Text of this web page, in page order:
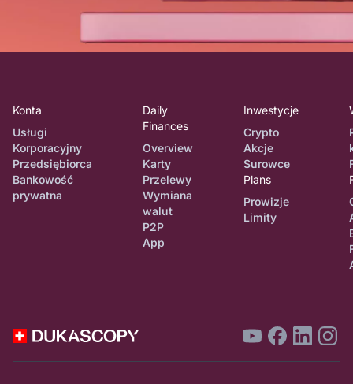
Konta
Usługi
Korporacyjny
Przedsiębiorca
Bankowość
prywatna
Daily
Finances
Overview
Karty
Przelewy
Wymiana
walut
P2P
App
Inwestycje
Crypto
Akcje
Surowce
Plans
Prowizje
Limity